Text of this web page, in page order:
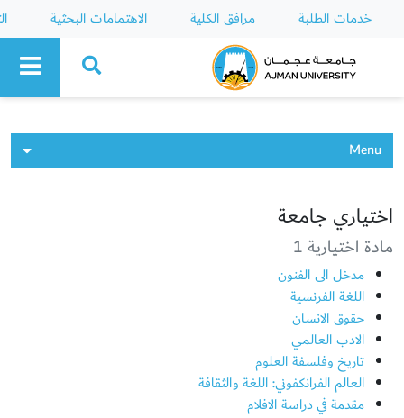
خدمات الطلبة مرافق الكلية الاهتمامات البحثية
Ajman University
Menu
اختياري جامعة
مادة اختيارية 1
مدخل الى الفنون
اللغة الفرنسية
حقوق الانسان
الادب العالمي
تاريخ وفلسفة العلوم
العالم الفرانكفوني: اللغة والثقافة
مقدمة في دراسة الافلام